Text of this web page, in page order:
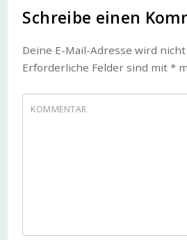
Schreibe einen
Deine E-Mail-Adresse wird
Erforderliche Felder sind mit*
KOMMENTAR